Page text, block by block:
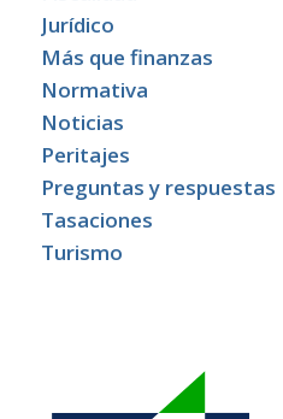
Jurídico
Más que finanzas
Normativa
Noticias
Peritajes
Preguntas y respuestas
Tasaciones
Turismo